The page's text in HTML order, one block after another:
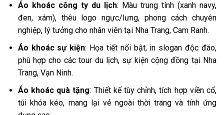
Áo khoác công ty du lịch: Màu trung tính (xanh navy,
đen, xám), thêu logo ngực/lưng, phong cách chuyên
nghiệp, lý tưởng cho nhân viên tại Nha Trang, Cam Ranh.
Áo khoác sự kiện: Họa tiết nổi bật, in slogan độc đáo,
phù hợp cho các tour du lịch, sự kiện cộng đồng tại Nha
Trang, Vạn Ninh.
Áo khoác quà tặng: Thiết kế tùy chỉnh, tích hợp viền cổ,
túi khóa kéo, mang lại vẻ ngoài thời trang và tính ứng